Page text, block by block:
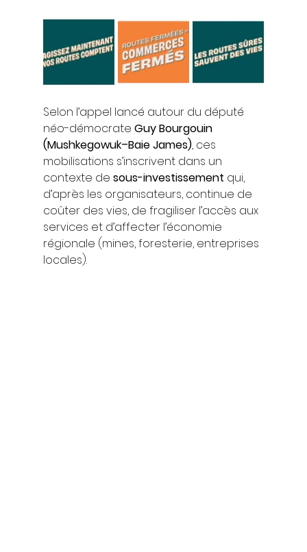
Selon l’appel lancé autour du député
néo-démocrate Guy Bourgouin
(Mushkegowuk–Baie James), ces
mobilisations s’inscrivent dans un
contexte de sous-investissement qui,
d’après les organisateurs, continue de
coûter des vies, de fragiliser l’accès aux
services et d’affecter l’économie
régionale (mines, foresterie, entreprises
locales).